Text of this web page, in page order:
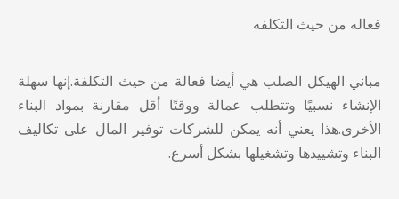
فعاله من حيث التكلفه
مباني الهيكل الصلب هي أيضا فعالة من حيث التكلفة.إنها سهلة
الإنشاء نسبيًا وتتطلب عمالة ووقتًا أقل مقارنة بمواد البناء
الأخرى.هذا يعني أنه يمكن للشركات توفير المال على تكاليف
البناء وتشييدها وتشغيلها بشكل أسرع.